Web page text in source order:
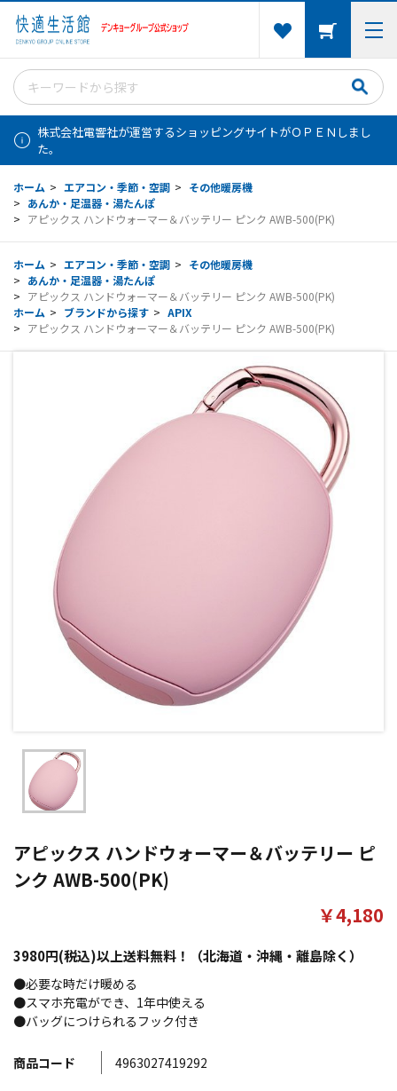
株式会社電響社が運営するショッピングサイトがＯＰＥＮしまし
た。
ホーム > エアコン・季節・空調 > その他暖房機
> あんか・足温器・湯たんぽ
> アピックス ハンドウォーマー＆バッテリー ピンク AWB-500(PK)
ホーム > エアコン・季節・空調 > その他暖房機
> あんか・足温器・湯たんぽ
> アピックス ハンドウォーマー＆バッテリー ピンク AWB-500(PK)
ホーム > ブランドから探す > APIX
> アピックス ハンドウォーマー＆バッテリー ピンク AWB-500(PK)
アピックス ハンドウォーマー＆バッテリー ピ
ンク AWB-500(PK)
3980円(税込)以上送料無料！（北海道・沖縄・離島除く）
￥4,180
商品コード 4963027419292
●必要な時だけ暖める
●スマホ充電ができ、1年中使える
●バッグにつけられるフック付き